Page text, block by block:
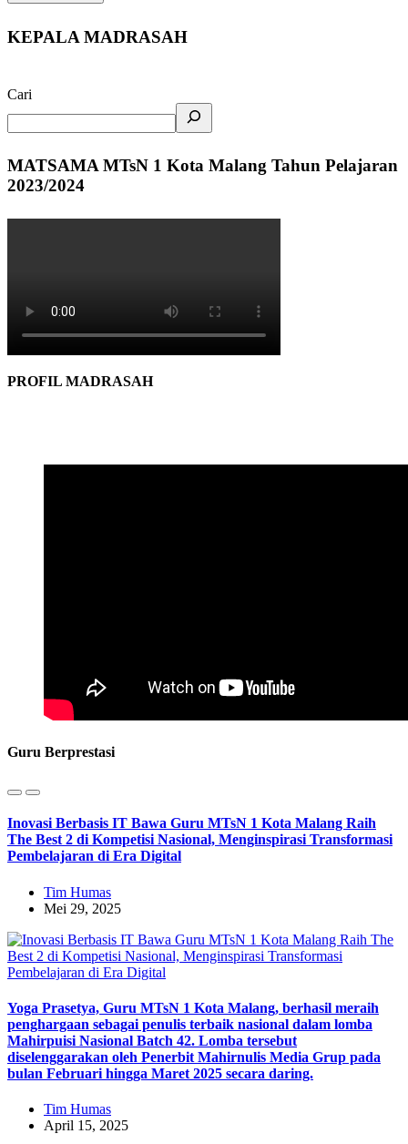
KEPALA MADRASAH
Cari
MATSAMA MTsN 1 Kota Malang Tahun Pelajaran
2023/2024
PROFIL MADRASAH
Guru Berprestasi
Inovasi Berbasis IT Bawa Guru MTsN 1 Kota Malang Raih
The Best 2 di Kompetisi Nasional, Menginspirasi Transformasi
Pembelajaran di Era Digital
Tim Humas
Mei 29, 2025
Yoga Prasetya, Guru MTsN 1 Kota Malang, berhasil meraih
penghargaan sebagai penulis terbaik nasional dalam lomba
Mahirpuisi Nasional Batch 42. Lomba tersebut
diselenggarakan oleh Penerbit Mahirnulis Media Grup pada
bulan Februari hingga Maret 2025 secara daring.
Tim Humas
April 15, 2025